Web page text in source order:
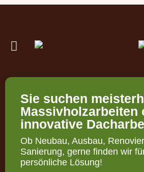
Sie suchen
Massivholzarbeiten
innovative
Ob Neubau, Ausbau,
Sanierung, gerne finden wir
persönliche Lösung!